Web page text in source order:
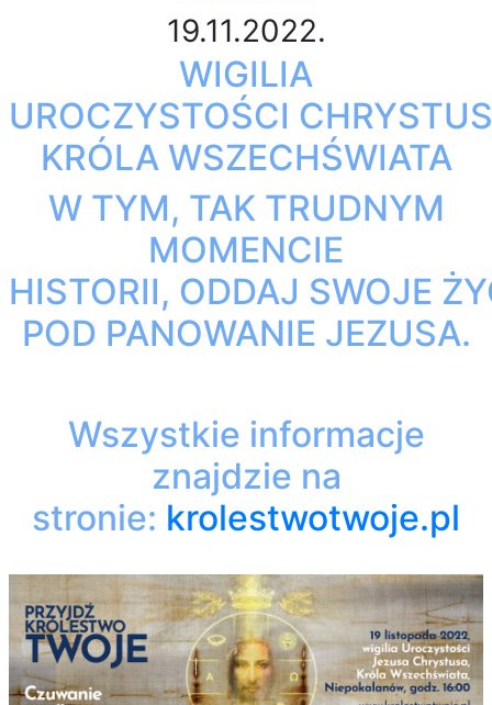
19.11.2022.
WIGILIA
UROCZYSTOŚCI
KRÓLA WSZECHŚWIATA
W TYM, TAK TRUDNYM
MOMENCIE
HISTORII, ODDAJ SWOJE
POD PANOWANIE JEZUSA.
Wszystkie informacje
znajdzie na
stronie: krolestwotwoje.pl